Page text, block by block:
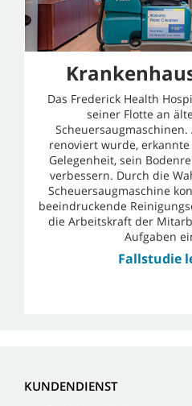
Das Frederick Health
seiner Flotte an
renoviert wurde,
Gelegenheit, sein
verbessern. Durch die
Scheuersaugmaschine
beeindruckende
die Arbeitskraft der
Aufgaben
Fallstudie
KUNDENDIENST